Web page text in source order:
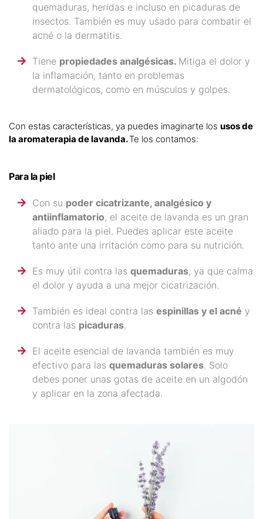
quemaduras, heridas e incluso en picaduras de
insectos. También es muy usado para combatir el
acné o la dermatitis.
Tiene propiedades analgésicas. Mitiga el dolor y
la inflamación, tanto en problemas
dermatológicos, como en músculos y golpes.
Con estas características, ya puedes imaginarte los usos de
la aromaterapia de lavanda.Te los contamos:
Para la piel
Con su poder cicatrizante, analgésico y
antiinflamatorio, el aceite de lavanda es un gran
aliado para la piel. Puedes aplicar este aceite
tanto ante una irritación como para su nutrición.
Es muy útil contra las quemaduras, ya que calma
el dolor y ayuda a una mejor cicatrización.
También es ideal contra las espinillas y el acné y
contra las picaduras.
El aceite esencial de lavanda también es muy
efectivo para las quemaduras solares. Solo
debes poner unas gotas de aceite en un algodón
y aplicar en la zona afectada.